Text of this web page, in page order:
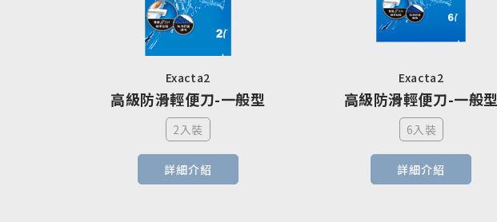
Exacta2
高級防滑輕便刀-一般型
2入裝
詳細介紹
Exacta2
高級防滑輕便刀-一般型
6入裝
詳細介紹